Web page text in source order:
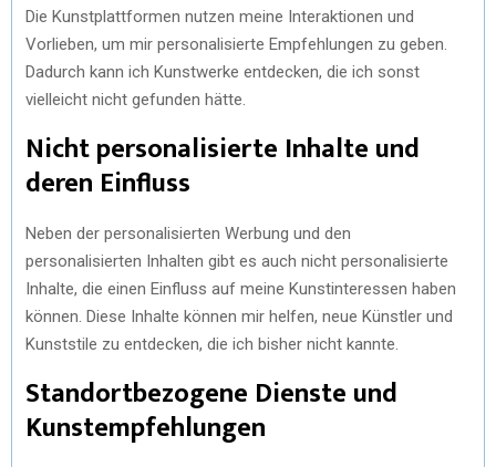
Die Kunstplattformen nutzen meine Interaktionen und
Vorlieben, um mir personalisierte Empfehlungen zu geben.
Dadurch kann ich Kunstwerke entdecken, die ich sonst
vielleicht nicht gefunden hätte.
Nicht personalisierte Inhalte und
deren Einfluss
Neben der personalisierten Werbung und den
personalisierten Inhalten gibt es auch nicht personalisierte
Inhalte, die einen Einfluss auf meine Kunstinteressen haben
können. Diese Inhalte können mir helfen, neue Künstler und
Kunststile zu entdecken, die ich bisher nicht kannte.
Standortbezogene Dienste und
Kunstempfehlungen